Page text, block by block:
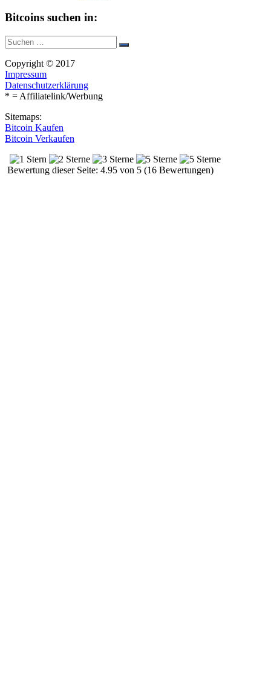
Bitcoins suchen in:
Suche
nach:
Suchen
Copyright © 2017
Impressum
Datenschutzerklärung
* = Affiliatelink/Werbung
Sitemaps:
Bitcoin Kaufen
Bitcoin Verkaufen
Bewertung dieser Seite: 4.95 von 5 (16 Bewertungen)